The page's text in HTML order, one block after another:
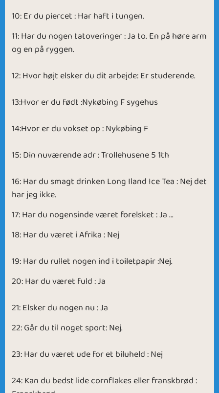
10: Er du piercet : Har haft i tungen.
11: Har du nogen tatoveringer : Ja to. En på høre arm
og en på ryggen.
12: Hvor højt elsker du dit arbejde: Er studerende.
13:Hvor er du født :Nykøbing F sygehus
14:Hvor er du vokset op : Nykøbing F
15: Din nuværende adr : Trollehusene 5 1th
16: Har du smagt drinken Long Iland Ice Tea : Nej det
har jeg ikke.
17: Har du nogensinde været forelsket : Ja ...
18: Har du været i Afrika : Nej
19: Har du rullet nogen ind i toiletpapir :Nej.
20: Har du været fuld : Ja
21: Elsker du nogen nu : Ja
22: Går du til noget sport: Nej.
23: Har du været ude for et biluheld : Nej
24: Kan du bedst lide cornflakes eller franskbrød :